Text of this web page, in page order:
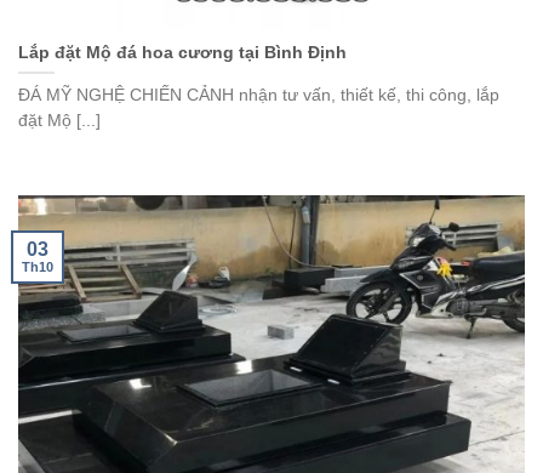
Lắp đặt Mộ đá hoa cương tại Bình Định
ĐÁ MỸ NGHỆ CHIẾN CẢNH nhận tư vấn, thiết kế, thi công, lắp
đặt Mộ [...]
03
Th10